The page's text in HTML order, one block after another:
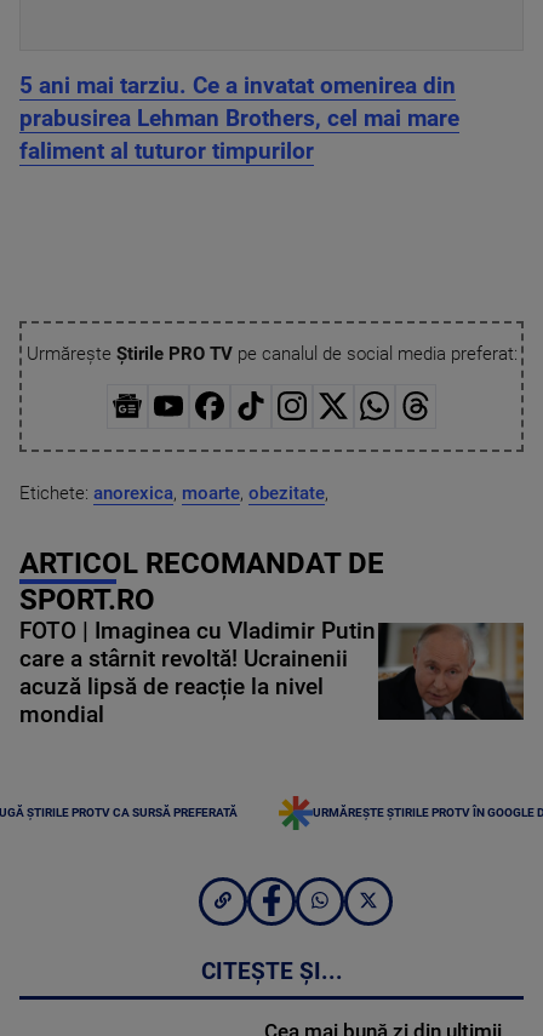
5 ani mai tarziu. Ce a invatat omenirea din
prabusirea Lehman Brothers, cel mai mare
faliment al tuturor timpurilor
Urmărește Știrile PRO TVpe canalul de social media preferat:
Etichete: anorexica, moarte, obezitate,
ARTICOL RECOMANDAT DE
SPORT.RO
FOTO | Imaginea cu Vladimir Putin
care a stârnit revoltă! Ucrainenii
acuză lipsă de reacție la nivel
mondial
ȘTIRILE PROTV CA SURSĂ PREFERATĂ URMĂREȘTE ȘTIRILE PROTV ÎN GOOGLE
CITEȘTE ȘI...
Cea mai bună zi din ultimii